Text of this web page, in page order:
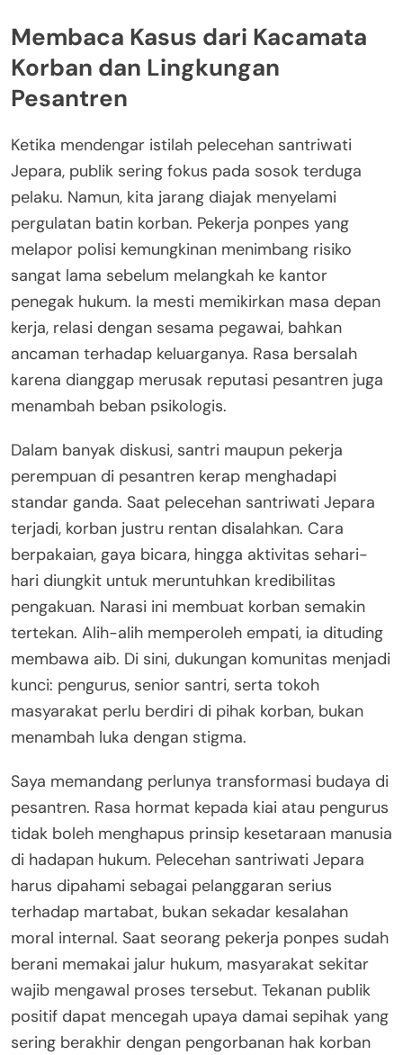
Membaca Kasus dari Kacamata
Korban dan Lingkungan
Pesantren
Ketika mendengar istilah pelecehan santriwati
Jepara, publik sering fokus pada sosok terduga
pelaku. Namun, kita jarang diajak menyelami
pergulatan batin korban. Pekerja ponpes yang
melapor polisi kemungkinan menimbang risiko
sangat lama sebelum melangkah ke kantor
penegak hukum. Ia mesti memikirkan masa depan
kerja, relasi dengan sesama pegawai, bahkan
ancaman terhadap keluarganya. Rasa bersalah
karena dianggap merusak reputasi pesantren juga
menambah beban psikologis.
Dalam banyak diskusi, santri maupun pekerja
perempuan di pesantren kerap menghadapi
standar ganda. Saat pelecehan santriwati Jepara
terjadi, korban justru rentan disalahkan. Cara
berpakaian, gaya bicara, hingga aktivitas sehari-
hari diungkit untuk meruntuhkan kredibilitas
pengakuan. Narasi ini membuat korban semakin
tertekan. Alih-alih memperoleh empati, ia dituding
membawa aib. Di sini, dukungan komunitas menjadi
kunci: pengurus, senior santri, serta tokoh
masyarakat perlu berdiri di pihak korban, bukan
menambah luka dengan stigma.
Saya memandang perlunya transformasi budaya di
pesantren. Rasa hormat kepada kiai atau pengurus
tidak boleh menghapus prinsip kesetaraan manusia
di hadapan hukum. Pelecehan santriwati Jepara
harus dipahami sebagai pelanggaran serius
terhadap martabat, bukan sekadar kesalahan
moral internal. Saat seorang pekerja ponpes sudah
berani memakai jalur hukum, masyarakat sekitar
wajib mengawal proses tersebut. Tekanan publik
positif dapat mencegah upaya damai sepihak yang
sering berakhir dengan pengorbanan hak korban